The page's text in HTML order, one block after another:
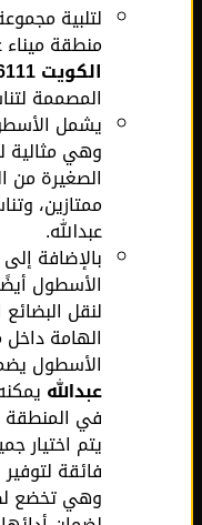
لتلبية مجموعة
منطقة ميناء
الكويت 97886111
المصممة
يشمل الأسطول
وهي مثالية
الصغيرة من
ممتازين،
عبدالله.
بالإضافة إلى
الأسطول أيضًا
لنقل البضائع
الهامة داخل
الأسطول يضمن
عبداللهيمكنه
في المنطقة
يتم اختيار
فائقة لتوفير
وهي تخضع